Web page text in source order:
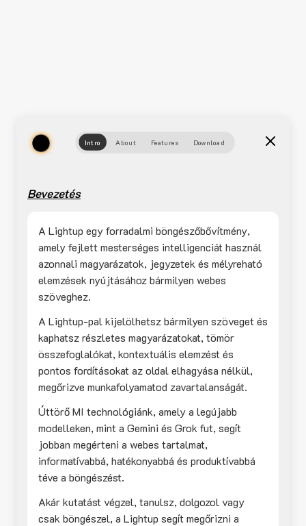
Intro About Features Download
Bevezetés
A Lightup egy forradalmi böngészőbővítmény,
amely fejlett mesterséges intelligenciát használ
azonnali magyarázatok, jegyzetek és mélyreható
elemzések nyújtásához bármilyen webes
szöveghez.
A Lightup-pal kijelölhetsz bármilyen szöveget és
kaphatsz részletes magyarázatokat, tömör
összefoglalókat, kontextuális elemzést és
pontos fordításokat az oldal elhagyása nélkül,
megőrizve munkafolyamatod zavartalanságát.
Úttörő MI technológiánk, amely a legújabb
modelleken, mint a Gemini és Grok fut, segít
jobban megérteni a webes tartalmat,
informatívabbá, hatékonyabbá és produktívabbá
téve a böngészést.
Akár kutatást végzel, tanulsz, dolgozol vagy
csak böngészel, a Lightup segít megőrizni a